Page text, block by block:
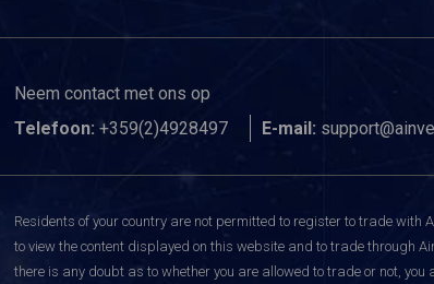
Neem contact met ons op
Telefoon: +359(2)4928497 E-mail:
Residents of your country are not permitted to register to trade with
to view the content displayed on this website and to trade through
there is any doubt as to whether you are allowed to trade or not,